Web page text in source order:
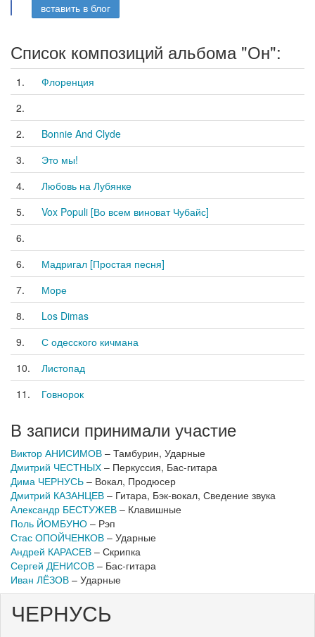
вставить в блог
Список композиций альбома "Он":
1.
Флоренция
2.
2.
Bonnie And Clyde
3.
Это мы!
4.
Любовь на Лубянке
5.
Vox Populi [Во всем виноват Чубайс]
6.
6.
Мадригал [Простая песня]
7.
Море
8.
Los Dimas
9.
С одесского кичмана
10.
Листопад
11.
Говнорок
В записи принимали участие
Виктор АНИСИМОВ – Тамбурин, Ударные
Дмитрий ЧЕСТНЫХ – Перкуссия, Бас-гитара
Дима ЧЕРНУСЬ – Вокал, Продюсер
Дмитрий КАЗАНЦЕВ – Гитара, Бэк-вокал, Сведение звука
Александр БЕСТУЖЕВ – Клавишные
Поль ЙОМБУНО – Рэп
Стас ОПОЙЧЕНКОВ – Ударные
Андрей КАРАСЕВ – Скрипка
Сергей ДЕНИСОВ – Бас-гитара
Иван ЛЁЗОВ – Ударные
ЧЕРНУСЬ